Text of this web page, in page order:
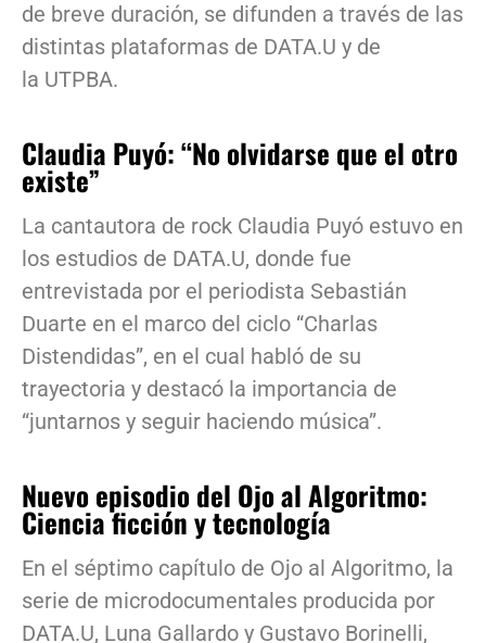
de breve duración, se difunden a través de las
distintas plataformas de DATA.U y de
la UTPBA.
Claudia Puyó: “No olvidarse que el otro
existe”
La cantautora de rock Claudia Puyó estuvo en
los estudios de DATA.U, donde fue
entrevistada por el periodista Sebastián
Duarte en el marco del ciclo “Charlas
Distendidas”, en el cual habló de su
trayectoria y destacó la importancia de
“juntarnos y seguir haciendo música”.
Nuevo episodio del Ojo al Algoritmo:
Ciencia ficción y tecnología
En el séptimo capítulo de Ojo al Algoritmo, la
serie de microdocumentales producida por
DATA.U, Luna Gallardo y Gustavo Borinelli,